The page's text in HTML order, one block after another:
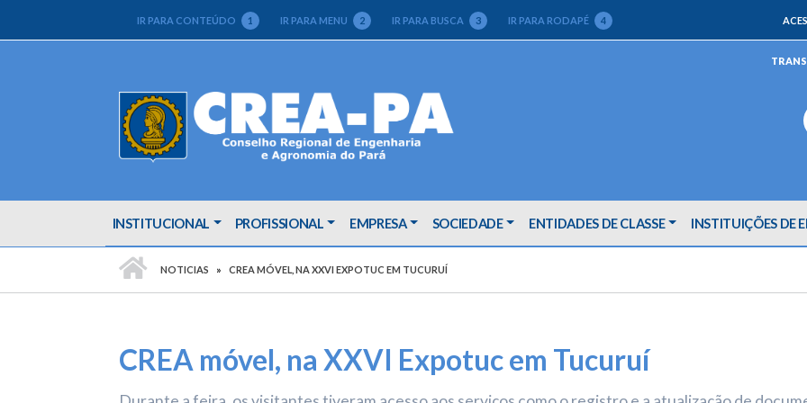
IR PARA CONTEÚDO 1 IR PARA MENU 2 IR PARA BUSCA 3 IR PARA RODAPÉ 4
INSTITUCIONAL PROFISSIONAL EMPRESA SOCIEDADE ENTIDADES DE CLASSE INSTITUIÇÕES DE
NOTICIAS CREA MÓVEL, NA XXVI EXPOTUC EM TUCURUÍ
CREA móvel, na XXVI Expotuc em Tucuruí